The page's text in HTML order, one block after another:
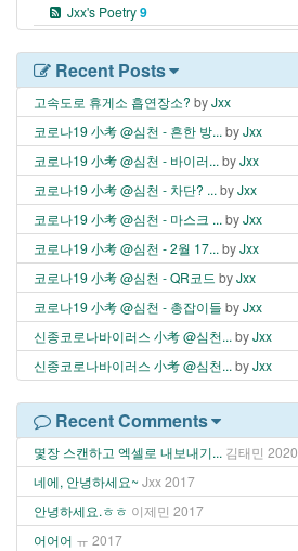
Jxx's Poetry9
Recent Posts
고속도로 휴게소 흡연장소? byJxx
코로나19 小考 @심천 - 흔한 방...byJxx
코로나19 小考 @심천 - 바이러...byJxx
코로나19 小考 @심천 - 차단? ...byJxx
코로나19 小考 @심천 - 마스크 ...byJxx
코로나19 小考 @심천 - 2월 17...byJxx
코로나19 小考 @심천 - QR코드 byJxx
코로나19 小考 @심천 - 총잡이들 byJxx
신종코로나바이러스 小考 @심천...byJxx
신종코로나바이러스 小考 @심천...byJxx
Recent Comments
몇장 스캔하고 엑셀로 내보내기... 김태민 2020
네에, 안녕하세요~ Jxx2017
안녕하세요.ㅎㅎ 이제민 2017
어어어 ㅠ 2017